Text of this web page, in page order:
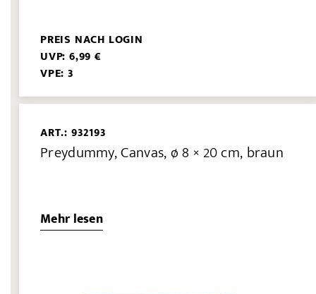
PREIS NACH LOGIN
UVP: 6,99 €
VPE: 3
ART.: 932193
Preydummy, Canvas, ø 8 × 20 cm, braun
Mehr lesen